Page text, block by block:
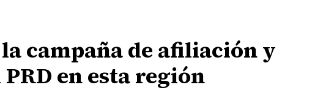
campaña de afiliación y
en esta región